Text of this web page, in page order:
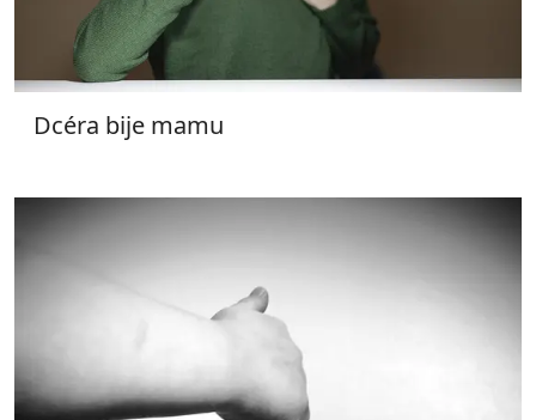
Dcéra bije mamu